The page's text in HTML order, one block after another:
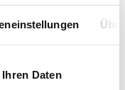
Daten